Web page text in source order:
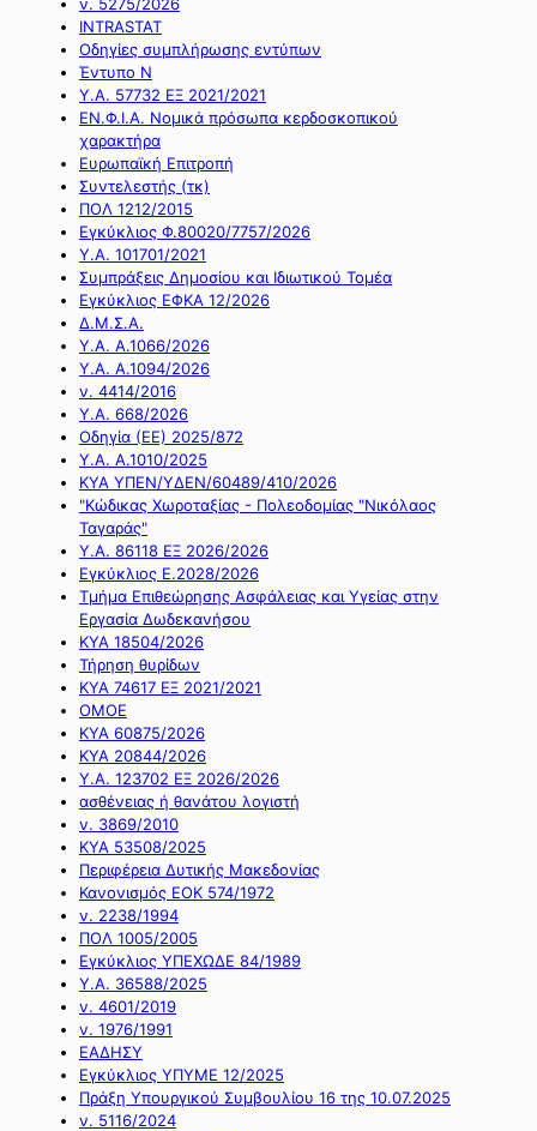
INTRASTAT
Οδηγίες συμπλήρωσης εντύπων
Έντυπο Ν
Υ.Α. 57732 ΕΞ 2021/2021
ΕΝ.Φ.Ι.Α. Νομικά πρόσωπα κερδοσκοπικού
χαρακτήρα
Ευρωπαϊκή Επιτροπή
Συντελεστής (τκ)
ΠΟΛ 1212/2015
Εγκύκλιος Φ.80020/7757/2026
Υ.Α. 101701/2021
Συμπράξεις Δημοσίου και Ιδιωτικού Τομέα
Εγκύκλιος ΕΦΚΑ 12/2026
Δ.Μ.Σ.Α.
Υ.Α. Α.1066/2026
Υ.Α. Α.1094/2026
ν. 4414/2016
Y.A. 668/2026
Οδηγία (ΕΕ) 2025/872
Υ.Α. Α.1010/2025
ΚΥΑ ΥΠΕΝ/ΥΔΕΝ/60489/410/2026
"Κώδικας Χωροταξίας - Πολεοδομίας "Νικόλαος
Ταγαράς"
Υ.Α. 86118 ΕΞ 2026/2026
Εγκύκλιος Ε.2028/2026
Τμήμα Επιθεώρησης Ασφάλειας και Υγείας στην
Εργασία Δωδεκανήσου
ΚΥΑ 18504/2026
Τήρηση θυρίδων
ΚΥΑ 74617 ΕΞ 2021/2021
ΟΜΟΕ
ΚΥΑ 60875/2026
ΚΥΑ 20844/2026
Υ.Α. 123702 ΕΞ 2026/2026
ασθένειας ή θανάτου λογιστή
ν. 3869/2010
ΚΥΑ 53508/2025
Περιφέρεια Δυτικής Μακεδονίας
Κανονισμός ΕΟΚ 574/1972
ν. 2238/1994
ΠΟΛ 1005/2005
Εγκύκλιος ΥΠΕΧΩΔΕ 84/1989
Υ.Α. 36588/2025
ν. 4601/2019
ν. 1976/1991
ΕΑΔΗΣΥ
Εγκύκλιος ΥΠΥΜΕ 12/2025
Πράξη Υπουργικού Συμβουλίου 16 της 10.07.2025
ν. 5116/2024